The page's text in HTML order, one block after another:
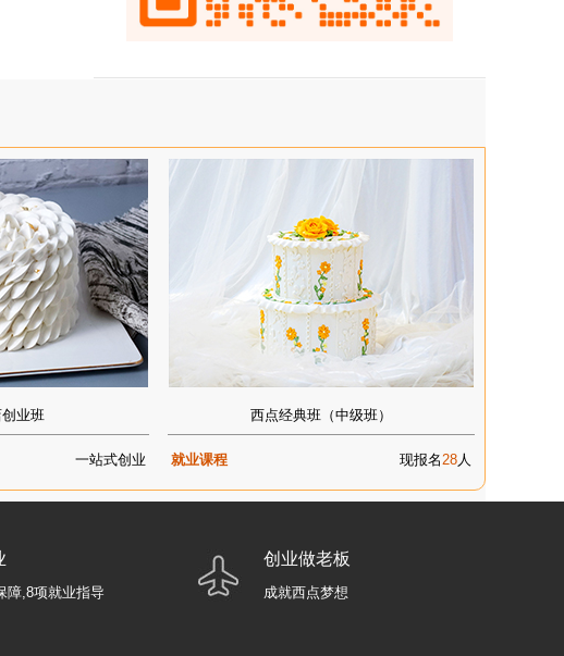
业班
一站式创业
西点经典班（中级班）
就业课程 现报名28人
障,8项就业指导
创业做老板
成就西点梦想